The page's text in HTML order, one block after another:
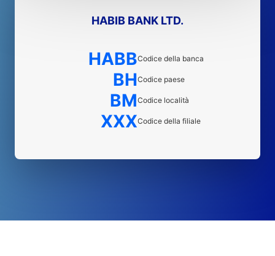
HABIB BANK LTD.
HABBCodice della banca
BHCodice paese
BMCodice località
XXXCodice della filiale